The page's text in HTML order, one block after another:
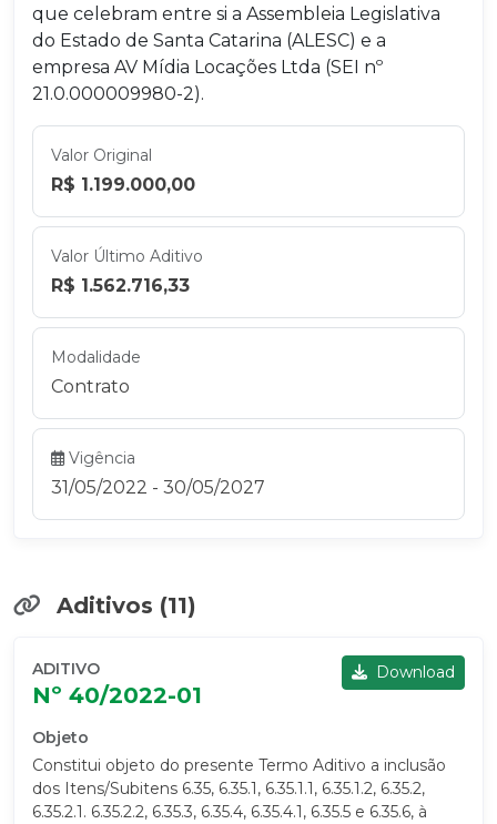
que celebram entre si a Assembleia Legislativa
do Estado de Santa Catarina (ALESC) e a
empresa AV Mídia Locações Ltda (SEI nº
21.0.000009980-2).
Valor Original
R$ 1.199.000,00
Valor Último Aditivo
R$ 1.562.716,33
Modalidade
Contrato
Vigência
31/05/2022 - 30/05/2027
Aditivos (11)
ADITIVO
Nº 40/2022-01
Download
Objeto
Constitui objeto do presente Termo Aditivo a inclusão
dos Itens/Subitens 6.35, 6.35.1, 6.35.1.1, 6.35.1.2, 6.35.2,
6.35.2.1. 6.35.2.2, 6.35.3, 6.35.4, 6.35.4.1, 6.35.5 e 6.35.6, à